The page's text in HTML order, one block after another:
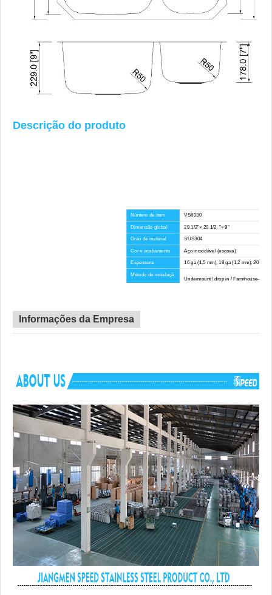
Descrição do produto
Número de item VS6030
Dimensão global 29 1/2"× 20 1/2 "× 9"
Grau de material SUS304
Cor e acabamento Aço inoxidável (escova)
Espessura 16 ga (1,5 mm), 18 ga (1,2 mm), 20 ga
Método de instalaçã
o
Undermount / drop in / Farmhouse-
Tempo de espera
Informações da Empresa